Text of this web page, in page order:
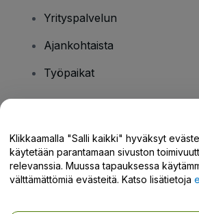
Yrityspalvelun
Ajankohtaista
Työpaikat
Tukikeskus / Ota meihin
Klikkaamalla "Salli kaikki" hyväksyt
käytetään parantamaan sivuston
relevanssia. Muussa tapauksessa
välttämättömiä evästeitä. Katso lisätietoja